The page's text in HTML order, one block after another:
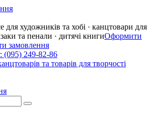
для художників та хобі · канцтовари для
та пенали · дитячі книгиОформити
замовлення
(095) 249-82-86